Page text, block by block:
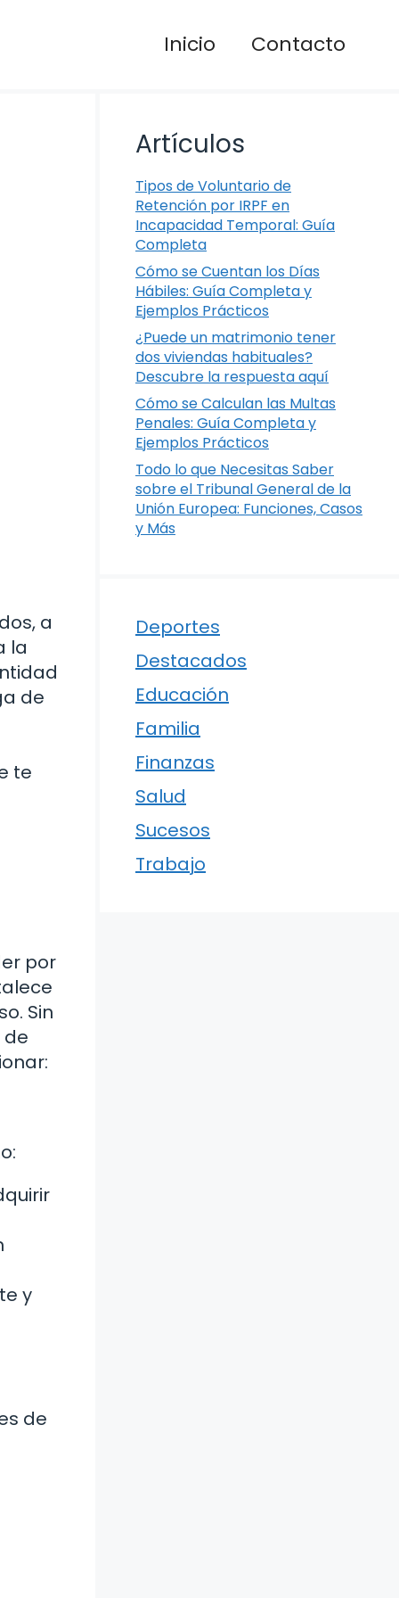
Inicio Contacto
a
la
de
te
por
Sin
y
de
Artículos
Tipos de Voluntario de
Retención por IRPF en
Incapacidad Temporal: Guía
Completa
Cómo se Cuentan los Días
Hábiles: Guía Completa y
Ejemplos Prácticos
¿Puede un matrimonio tener
dos viviendas habituales?
Descubre la respuesta aquí
Cómo se Calculan las Multas
Penales: Guía Completa y
Ejemplos Prácticos
Todo lo que Necesitas Saber
sobre el Tribunal General de la
Unión Europea: Funciones, Casos
y Más
Deportes
Destacados
Educación
Familia
Finanzas
Salud
Sucesos
Trabajo